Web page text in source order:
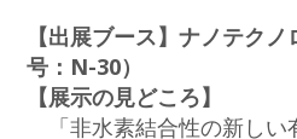
【出展ブース】ナノテク
号：N-30）
【展示の見どころ】
「非水素結合性の新し